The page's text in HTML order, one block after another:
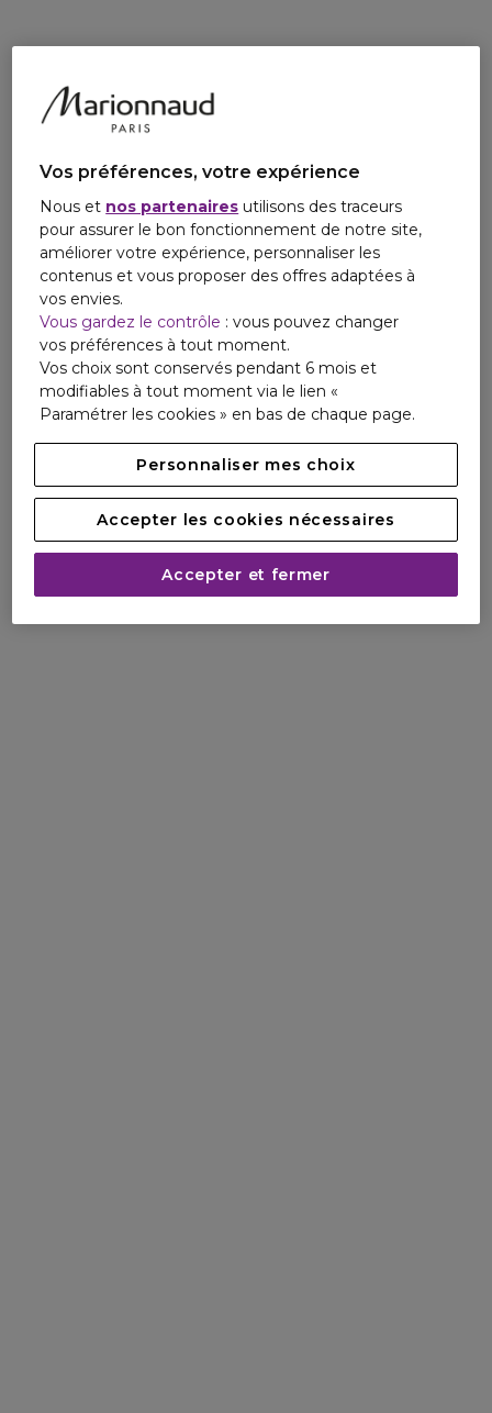
Sensation d'hydratation pendant 16 heures. Effet
*4MSK : un ingrédient éclaircissant efficace.
antioxydantes. Maintient la transparence de la couche
Testé cliniquement sur 16 femmes.
Testé cliniquement sur 32 femmes
Vos préférences, votre expérience
Nous et nos partenaires utilisons des traceurs
pour assurer le bon fonctionnement de notre site,
améliorer votre expérience, personnaliser les
contenus et vous proposer des offres adaptées à
vos envies.
Vous gardez le contrôle : vous pouvez changer
vos préférences à tout moment.
Vos choix sont conservés pendant 6 mois et
modifiables à tout moment via le lien «
Paramétrer les cookies » en bas de chaque page.
Personnaliser mes choix
Accepter les cookies nécessaires
Accepter et fermer